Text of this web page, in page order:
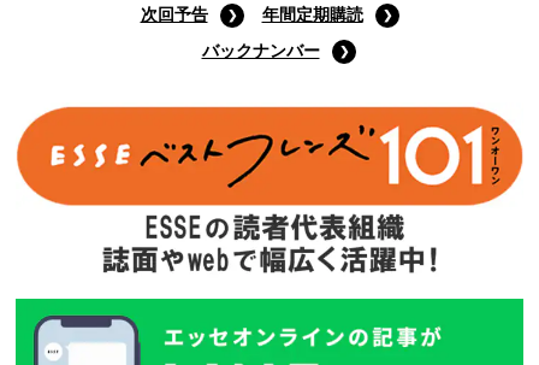
次回予告
年間定期購読
バックナンバー